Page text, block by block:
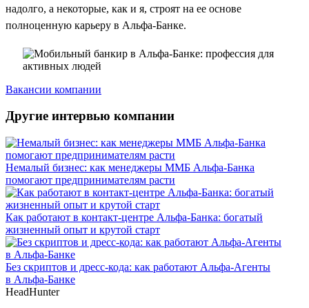
надолго, а некоторые, как и я, строят на ее основе
полноценную карьеру в Альфа-Банке.
Вакансии компании
Другие интервью компании
Немалый бизнес: как менеджеры ММБ Альфа-Банка
помогают предпринимателям расти
Как работают в контакт-центре Альфа-Банка: богатый
жизненный опыт и крутой старт
Без скриптов и дресс-кода: как работают Альфа-Агенты
в Альфа-Банке
HeadHunter